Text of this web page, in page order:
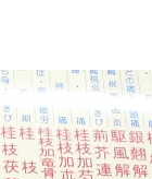
Menu
ホーム